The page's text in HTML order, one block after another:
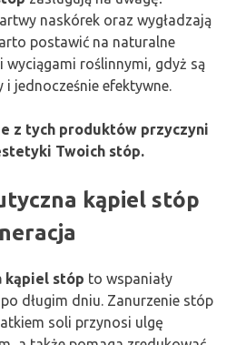
naskórek oraz wygładzają
postawić na naturalne
wyciągami roślinnymi, gdyż są
jednocześnie efektywne.
z tych produktów przyczyni
Twoich stóp.
kąpiel stóp
kąpiel stóp to wspaniały
długim dniu. Zanurzenie stóp
soli przynosi ulgę